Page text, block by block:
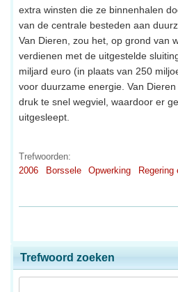
extra winsten die ze binnenhalen
van de centrale besteden aan
Van Dieren, zou het, op grond van
verdienen met de uitgestelde
miljard euro (in plaats van 250
voor duurzame energie. Van
druk te snel wegviel, waardoor er
uitgesleept.
Trefwoorden:
2006
Borssele Opwerking Regering
Trefwoord zoeken